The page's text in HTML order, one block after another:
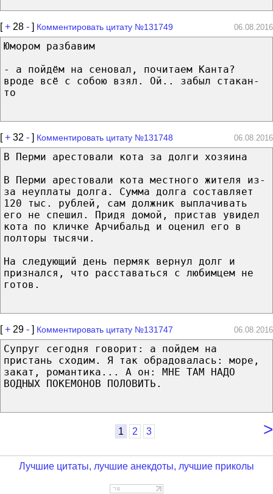
[+ 28 - ] Комментировать цитату №131749 06.08.2016
Юмором разбавим
- а пойдём на сеновал, почитаем Канта?
вроде всё с собою взял. Ой.. забыл стакан-
то
[+ 32 - ] Комментировать цитату №131748 06.08.2016
В Перми арестовали кота за долги хозяина
В Перми арестовали кота местного жителя из-
за неуплаты долга. Сумма долга составляет
120 тыс. рублей, сам должник выплачивать
его не спешил. Придя домой, пристав увидел
кота по кличке Арчибальд и оценил его в
полторы тысячи.
На следующий день пермяк вернул долг и
признался, что расставаться с любимцем не
готов.
[+ 29 - ] Комментировать цитату №131747 06.08.2016
Супруг сегодня говорит: а пойдем на
пристань сходим. Я так обрадовалась: море,
закат, романтика... А он: МНЕ ТАМ НАДО
ВОДНЫХ ПОКЕМОНОВ ПОЛОВИТЬ.
>
1 2 3
Лучшие цитаты, лучшие анекдоты, лучшие приколы